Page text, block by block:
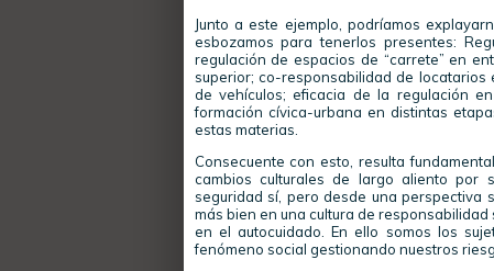
Junto a este ejemplo, podríamos
esbozamos para tenerlos presentes:
regulación de espacios de “carrete” en
superior; co-responsabilidad de
de vehículos; eficacia de la regulación
formación cívica-urbana en distintas
estas materias.
Consecuente con esto, resulta
cambios culturales de largo aliento por
seguridad sí, pero desde una perspectiva
más bien en una cultura de
en el autocuidado. En ello somos los
fenómeno social gestionando nuestros